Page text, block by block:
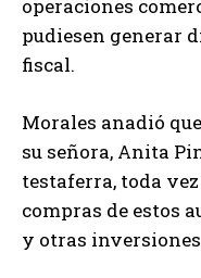
operaciones
pudiesen generar
fiscal.
Morales anadió
su señora, Anita
testaferra, toda
compras de estos
y otras